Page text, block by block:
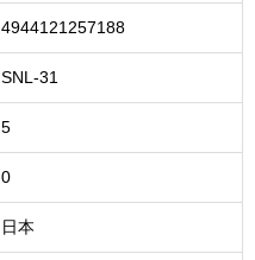
4944121257188
SNL-31
5
0
日本